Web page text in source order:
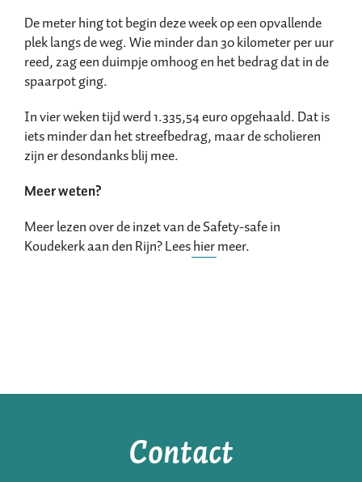
De meter hing tot begin deze week op een opvallende
plek langs de weg. Wie minder dan 30 kilometer per uur
reed, zag een duimpje omhoog en het bedrag dat in de
spaarpot ging.
In vier weken tijd werd 1.335,54 euro opgehaald. Dat is
iets minder dan het streefbedrag, maar de scholieren
zijn er desondanks blij mee.
Meer weten?
Meer lezen over de inzet van de Safety-safe in
Koudekerk aan den Rijn? Leeshiermeer.
Contact